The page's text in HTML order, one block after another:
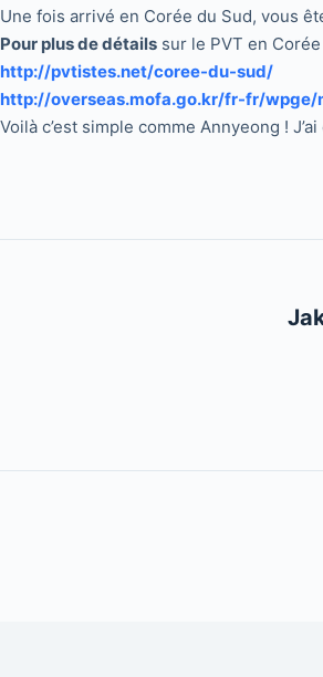
Une fois arrivé en Corée du Sud, vous
Pour plus de détails sur le PVT en
http://pvtistes.net/coree-du-sud/
http://overseas.mofa.go.kr/fr-fr/wpge/
Voilà c’est simple comme Annyeong !